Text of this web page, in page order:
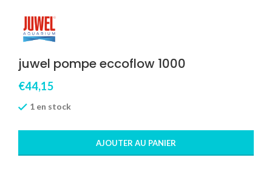
juwel pompe eccoflow 1000
€44,15
1 en stock
AJOUTER AU PANIER